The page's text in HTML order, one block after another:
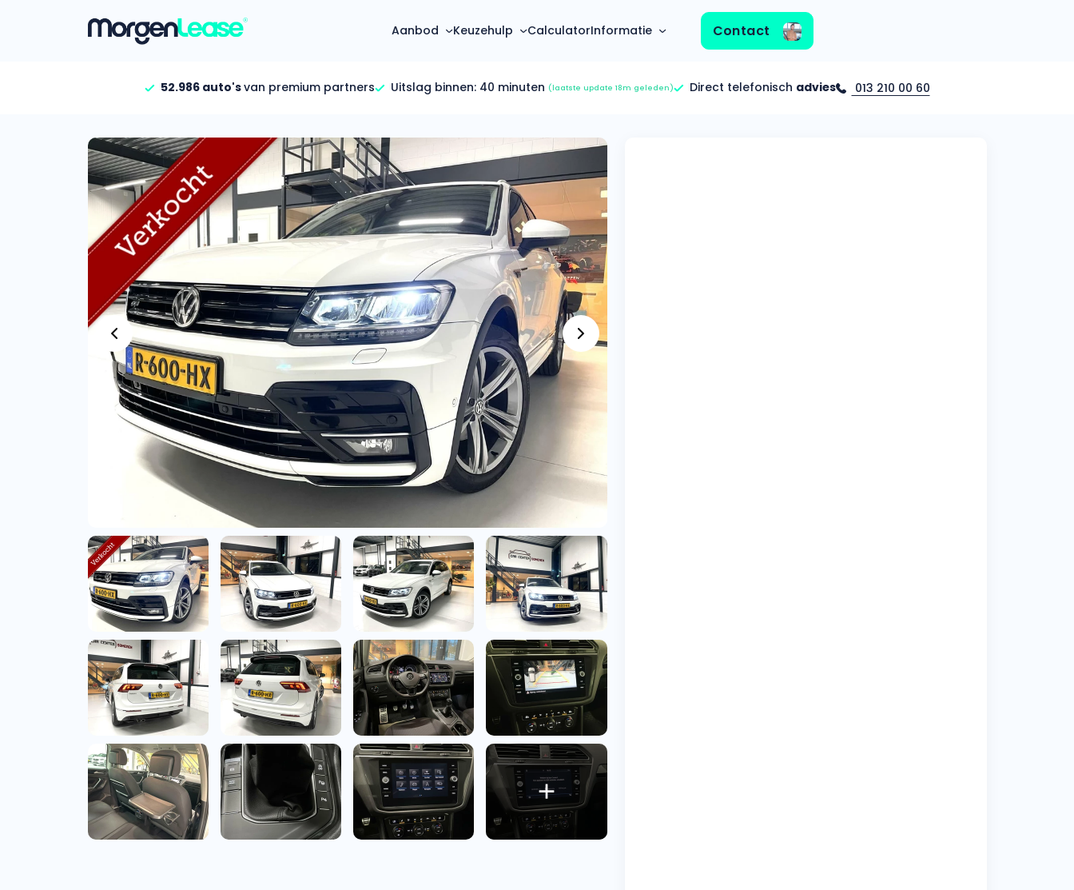
Aanbod
Gehele aanbod
Bekijk volledig aanbod
Gezinsauto’s
Bekijk alle gezinsauto’s
Hele aanbod
Bekijk alle stadsauto’s
EV’s/Hybrides
Bekijk alle electrische auto’s
Bedrijfswagens
Bekijk alle bedrijfswagens
Budgetwagens
Bekijk alle budgetwagens
Mercedes-Benz
(3500+ auto's)
Volkswagen
(4500+ auto's)
Volvo
(1000+ auto's)
Audi
(2000+ auto's)
BMW
(2000+ auto's)
Keuzehulp
Hoeveel kan ik lenen?
Bereken in één minuut
Calculator
Maandbedrag berekenen
Offerte vergelijken
Wij geven jou een betere deal
CalculatorInformatie
Over ons
Gehele FAQ’s
Bekijk volledige FAQ’s
Zakelijk
Vragen over zakelijk
Particulier
Vragen over particulier
Jouw aanvraag
Vragen over jouw aanvraag
Vragen over leasevormen
Contact
52.986 auto'svan premium partners Uitslag binnen: 40 minuten (laatste update 18m geleden) Direct telefonisch advies 013 210 00 60